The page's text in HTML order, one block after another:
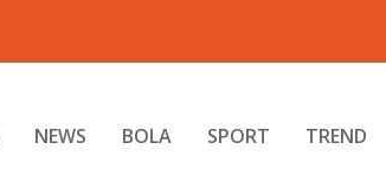
NEWS BOLA SPORT TREND